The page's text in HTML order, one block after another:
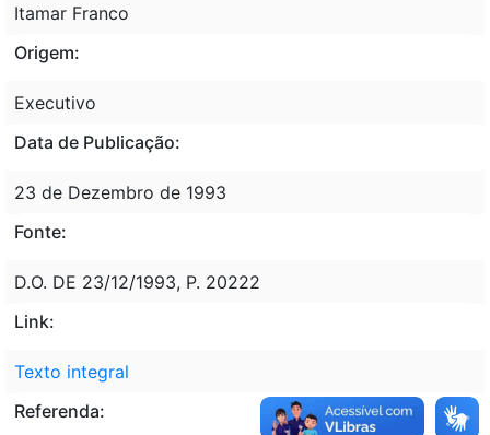
Itamar Franco
Origem:
Executivo
Data de Publicação:
23 de Dezembro de 1993
Fonte:
D.O. DE 23/12/1993, P. 20222
Link:
Texto integral
Referenda: